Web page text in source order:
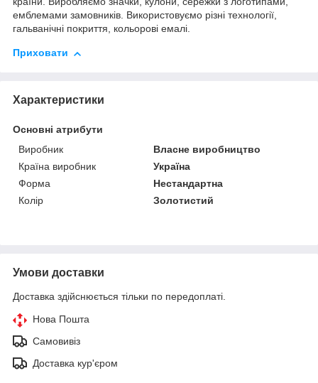
емблемами замовників. Використовуємо різні технології,
гальванічні покриття, кольорові емалі.
Приховати
Характеристики
Основні атрибути
Виробник
Власне виробництво
Країна виробник
Україна
Форма
Нестандартна
Колір
Золотистий
Умови доставки
Доставка здійснюється тільки по передоплаті.
Нова Пошта
Самовивіз
Доставка кур'єром